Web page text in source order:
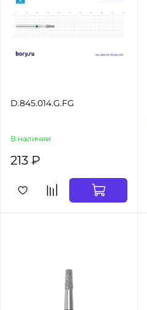
D.845.014.G.FG
В наличии
213 ₽